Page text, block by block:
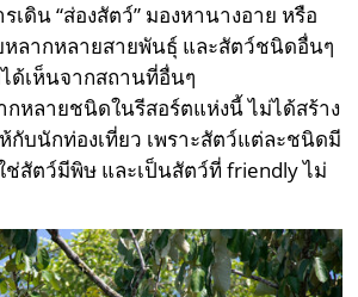
เดิน “ส่องสัตว์” มองหานางอาย หรือ
ลากหลายสายพันธุ์ และสัตว์ชนิดอื่นๆ
ด้เห็นจากสถานที่อื่นๆ
หลายชนิดในรีสอร์ตแห่งนี้ ไม่ได้สร้าง
กับนักท่องเที่ยว เพราะสัตว์แต่ละชนิดมี
ช่สัตว์มีพิษ และเป็นสัตว์ที่ friendly ไม่